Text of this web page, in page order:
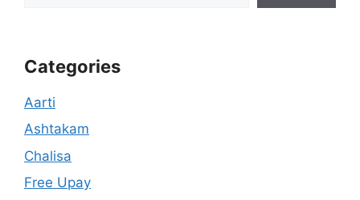
Categories
Aarti
Ashtakam
Chalisa
Free Upay